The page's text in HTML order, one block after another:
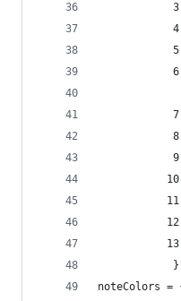
            }
noteColors =